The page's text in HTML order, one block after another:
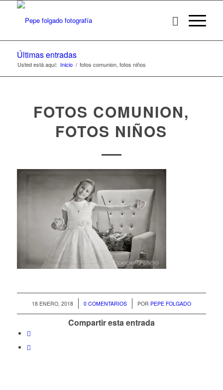
Últimas entradas
Usted está aquí: Inicio / fotos comunion, fotos niños
FOTOS COMUNION,
FOTOS NIÑOS
18 ENERO, 2018
/ 0 COMENTARIOS
/ POR PEPE FOLGADO
Compartir esta entrada